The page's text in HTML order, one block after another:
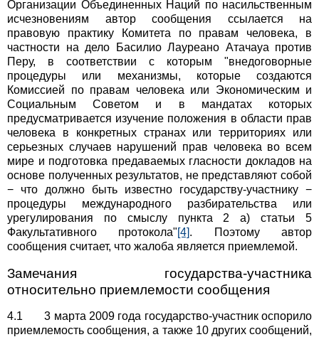
Организации Объединенных Наций по насильственным
исчезновениям автор сообщения ссылается на
правовую практику Комитета по правам человека, в
частности на дело Басилио Лауреано Атачауа против
Перу, в соответствии с которым "внедоговорные
процедуры или механизмы, которые создаются
Комиссией по правам человека или Экономическим и
Социальным Советом и в мандатах которых
предусматривается изучение положения в области прав
человека в конкретных странах или территориях или
серьезных случаев нарушений прав человека во всем
мире и подготовка предаваемых гласности докладов на
основе полученных результатов, не представляют собой
− что должно быть известно государству-участнику −
процедуры международного разбирательства или
урегулирования по смыслу пункта 2 а) статьи 5
Факультативного протокола"[4]. Поэтому автор
сообщения считает, что жалоба является приемлемой.
Замечания государства-участника
относительно приемлемости сообщения
4.1 3 марта 2009 года государство-участник оспорило
приемлемость сообщения, а также 10 других сообщений,